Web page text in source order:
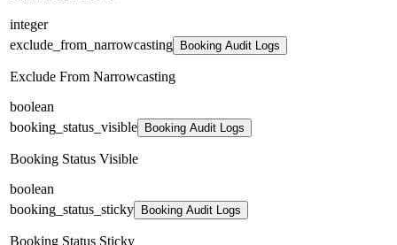
integer
exclude_from_narrowcasting
Booking Audit Logs
Exclude From Narrowcasting
boolean
booking_status_visible
Booking Audit Logs
Booking Status Visible
boolean
booking_status_sticky
Booking Audit Logs
Booking Status Sticky